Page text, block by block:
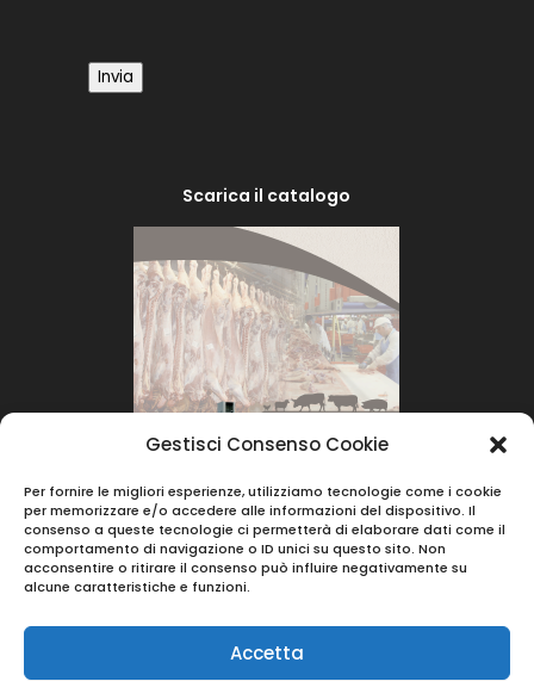
Gestisci Consenso Cookie
Per fornire le migliori esperienze, utilizziamo tecnologie come i cookie
per memorizzare e/o accedere alle informazioni del dispositivo. Il
consenso a queste tecnologie ci permetterà di elaborare dati come il
comportamento di navigazione o ID unici su questo sito. Non
acconsentire o ritirare il consenso può influire negativamente su
alcune caratteristiche e funzioni.
Accetta
Invia
Scarica il catalogo